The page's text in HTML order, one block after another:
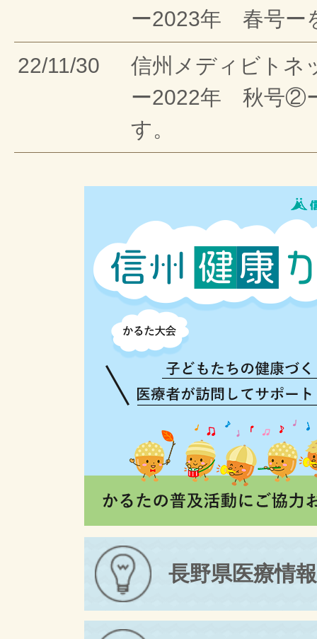
ー2023年 春号ー
22/11/30
信州メディビトネ
ー2022年 秋号②
す。
長野県医療情